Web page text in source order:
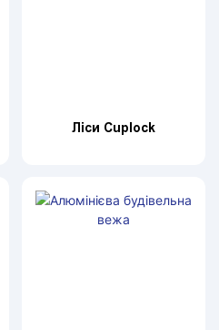
Ліси Cuplock